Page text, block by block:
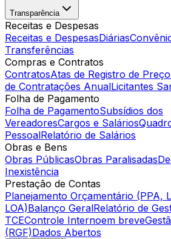
Transparência
Receitas e Despesas
Receitas e DespesasDiárias
Transferências
Compras e Contratos
ContratosAtas de Registro de
de Contratações AnualLicitantes
Folha de Pagamento
Folha de PagamentoSubsídios dos
VereadoresCargos e Salários
PessoalRelatório de Salários
Obras e Bens
Obras PúblicasObras Paralisadas
Inexistência
Prestação de Contas
Planejamento Orçamentário (PPA,
LOA)Balanço GeralRelatório de
TCEControle Internoem breve
(RGF)Dados Abertos